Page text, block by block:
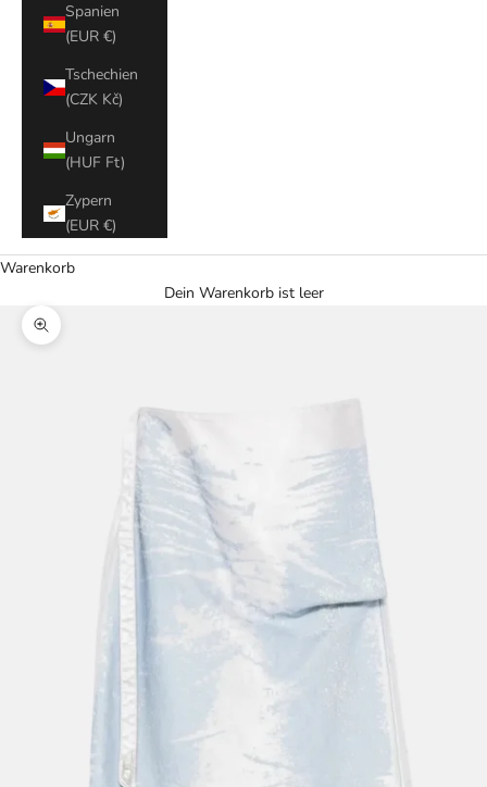
Spanien
(EUR €)
Tschechien
(CZK Kč)
Ungarn
(HUF Ft)
Zypern
(EUR €)
Warenkorb
Dein Warenkorb ist leer
Bild vergrößern